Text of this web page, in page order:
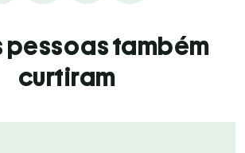
pessoas também
curtiram